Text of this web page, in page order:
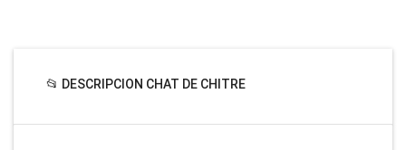
📂 DESCRIPCION CHAT DE CHITRE